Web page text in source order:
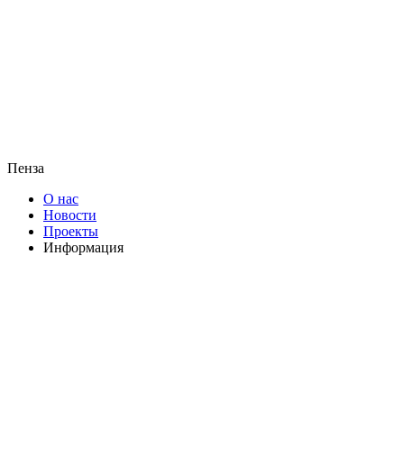
Пенза
О нас
Новости
Проекты
Информация